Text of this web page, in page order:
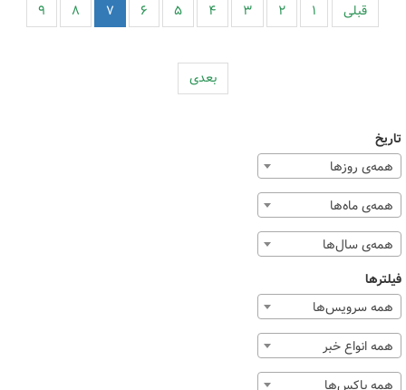
قبلی ۱ ۲ ۳ ۴ ۵ ۶ ۷ ۸ ۹
بعدی
تاریخ
همه‌ی روزها
همه‌ی ماه‌ها
همه‌ی سال‌ها
فیلترها
همه سرویس‌ها
همه انواع خبر
همه باکس‌ها